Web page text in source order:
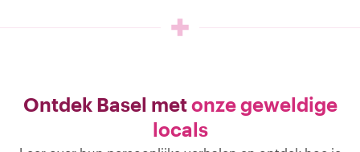
Ontdek Basel metonze geweldige
locals